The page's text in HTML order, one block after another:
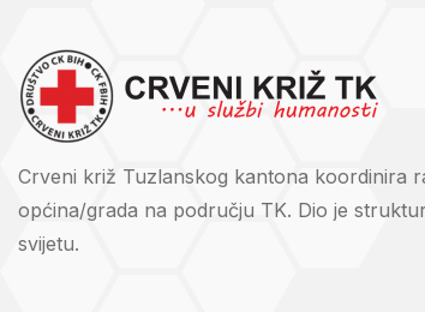
Crveni križ Tuzlanskog kantona koordinira
općina/grada na području TK. Dio je
svijetu.